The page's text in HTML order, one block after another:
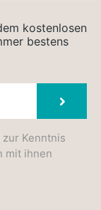
kostenlosen
bestens
zur Kenntnis
mit ihnen